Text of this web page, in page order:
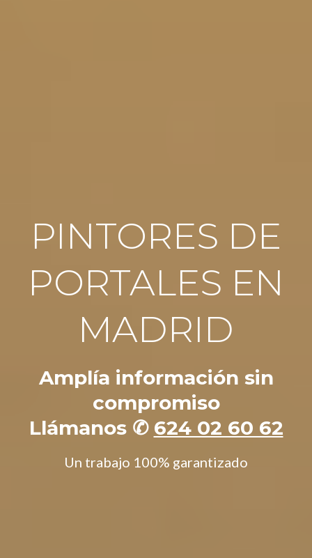
PINTORES DE
PORTALES EN
MADRID
Amplía información sin
compromiso
Llámanos ✆ 624 02 60 62
Un trabajo 100% garantizado